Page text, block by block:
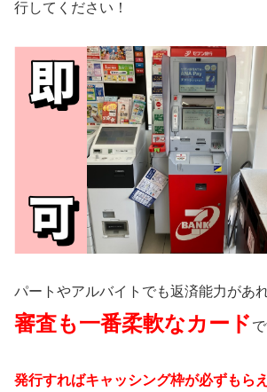
行してください！
パートやアルバイトでも返済能力があ
審査も一番柔軟なカード
発行すればキャッシング枠が必ずもら